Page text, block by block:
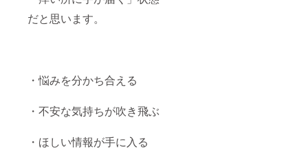
だと思います。
・悩みを分かち合える
・不安な気持ちが吹き飛ぶ
・ほしい情報が手に入る